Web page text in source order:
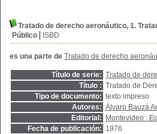
Tratado de derecho aeronáutico, 1.
Público
ISBD
es una parte de Tratado de derecho
Título de serie: Tratado de
Título : Tratado de
Tipo de documento: texto impreso
Autores: Álvaro Bauzá
Editorial:
Montevideo :
Fecha de publicación: 1976